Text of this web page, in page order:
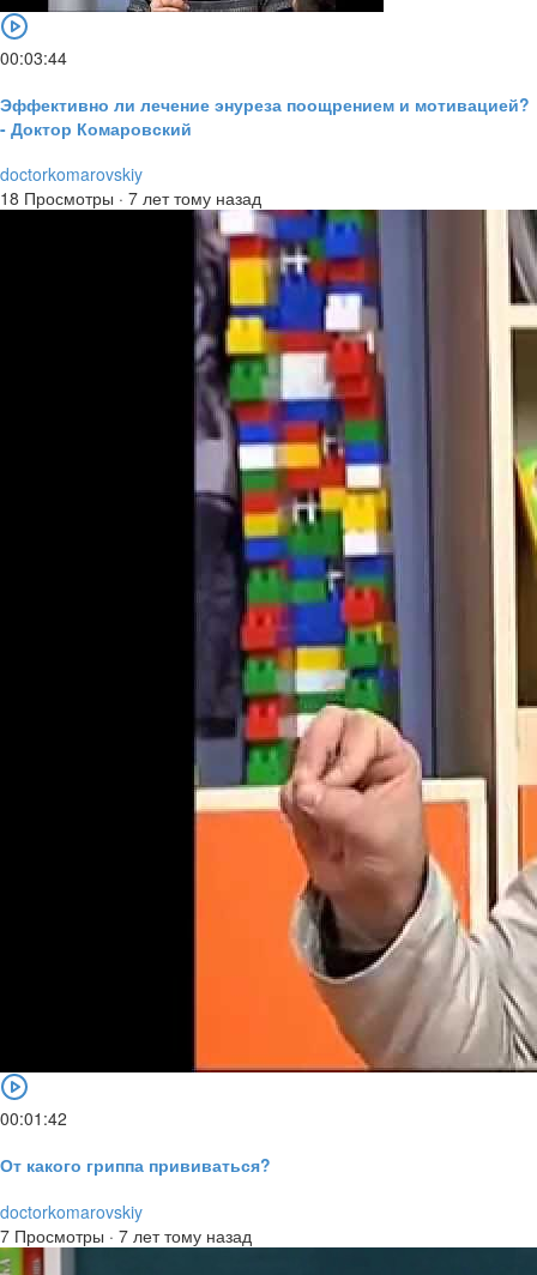
00:03:44
Эффективно ли лечение энуреза поощрением и мотивацией?
- Доктор Комаровский
doctorkomarovskiy
18 Просмотры · 7 лет тому назад
00:01:42
От какого гриппа прививаться?
doctorkomarovskiy
7 Просмотры · 7 лет тому назад